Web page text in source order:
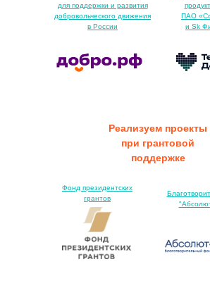
для поддержки и развития
добровольческого движения
в России
ПАО
и Sk
Реализуем проекты
при грантовой
поддержке
Фонд президентских
грантов